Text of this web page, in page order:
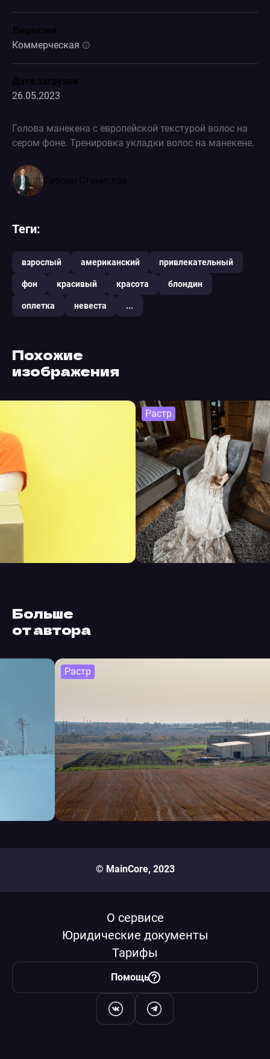
Лицензия
Коммерческая
Дата загрузки
26.05.2023
Голова манекена с европейской текстурой волос на
сером фоне. Тренировка укладки волос на манекене.
Саблин Станислав
Теги:
взрослый американский привлекательный
фон красивый красота блондин
оплетка невеста ...
Похожие
изображения
Растр
Больше
от автора
Растр
© MainCore, 2023
О сервисе
Юридические документы
Тарифы
Помощь